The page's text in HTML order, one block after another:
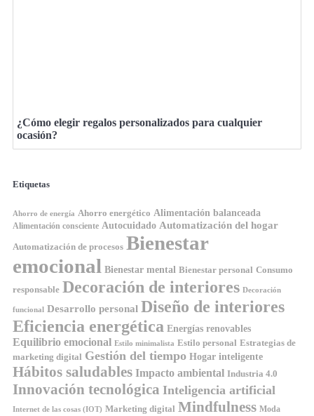
¿Cómo elegir regalos personalizados para cualquier
ocasión?
Etiquetas
Ahorro de energía Ahorro energético Alimentación balanceada
Alimentación consciente Autocuidado Automatización del hogar
Automatización de procesos Bienestar
emocional Bienestar mental Bienestar personal Consumo
responsable Decoración de interiores Decoración
funcional Desarrollo personal Diseño de interiores
Eficiencia energética Energías renovables
Equilibrio emocional Estilo minimalista Estilo personal Estrategias de
marketing digital Gestión del tiempo Hogar inteligente
Hábitos saludables Impacto ambiental Industria 4.0
Innovación tecnológica Inteligencia artificial
Internet de las cosas (IOT) Marketing digital Mindfulness Moda